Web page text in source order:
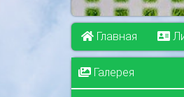
Главная
Галерея